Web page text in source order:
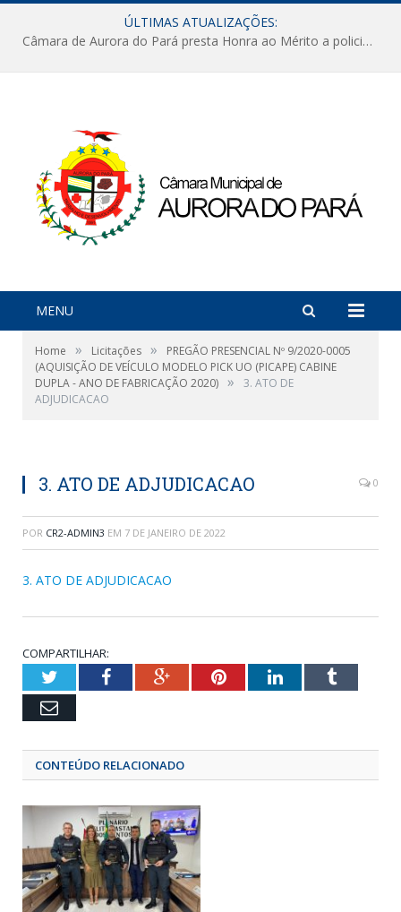
ÚLTIMAS ATUALIZAÇÕES:
Câmara de Aurora do Pará presta Honra ao Mérito a policiais militares em sessão marcada por reconhecimento e emoção
MENU
Home » Licitações »
PREGÃO PRESENCIAL Nº 9/2020-0005
(AQUISIÇÃO DE VEÍCULO MODELO PICK UO (PICAPE) CABINE
DUPLA - ANO DE FABRICAÇÃO 2020) »
3. ATO DE
ADJUDICACAO
3. ATO DE ADJUDICACAO 0
POR CR2-ADMIN3 EM 7 DE JANEIRO DE 2022
3. ATO DE ADJUDICACAO
COMPARTILHAR:
TwitterFacebookGoogle+PinterestLinkedInTumblr
Email
CONTEÚDO RELACIONADO